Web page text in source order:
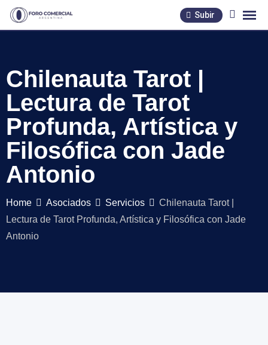
Skip
Subir
Chilenauta Tarot |
Lectura de Tarot
Profunda, Artística y
Filosófica con Jade
Antonio
Home Asociados Servicios
Chilenauta Tarot |
Lectura de Tarot Profunda, Artística y Filosófica con Jade
Antonio